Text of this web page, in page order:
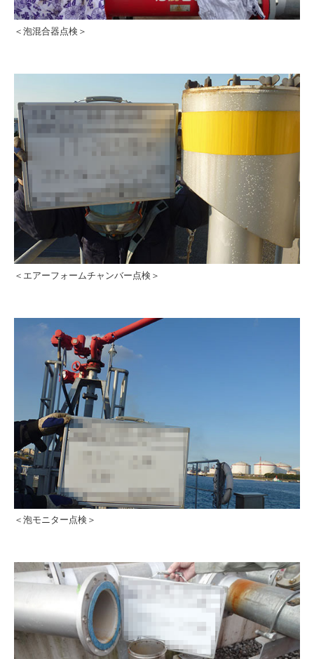
＜泡混合器点検＞
＜エアーフォームチャンバー点検＞
＜泡モニター点検＞